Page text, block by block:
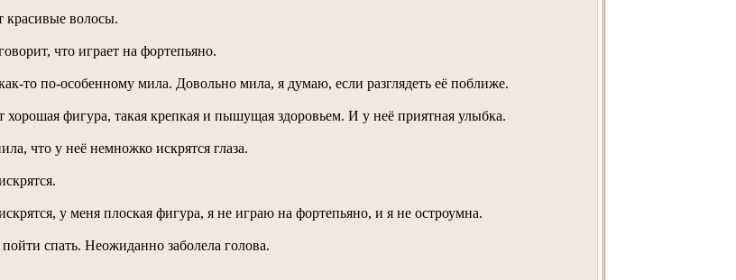
красивые волосы.
что играет на фортепьяно.
то по-особенному мила. Довольно мила, я думаю, если разглядеть её поближе.
хорошая фигура, такая крепкая и пышущая здоровьем. И у неё приятная улыбка.
что у неё немножко искрятся глаза.
у меня плоская фигура, я не играю на фортепьяно, и я не остроумна.
спать. Неожиданно заболела голова.